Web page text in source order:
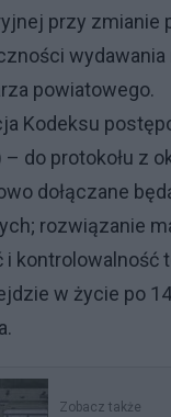
przy zmianie
powiatowego.
Kodeksu
– do protokołu z
dołączane
rozwiązanie
i kontrolowalność
w życie po
Zobacz także